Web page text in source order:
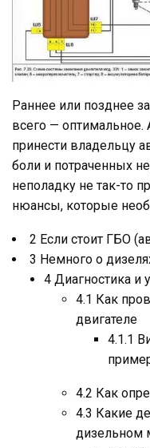
Раннее или позднее
всего — оптимальное.
принести владельцу
боли и потраченных
неполадку не так-то
нюансы, которые
2 Если стоит ГБО
3 Немного о
4 Диагностика и
4.1 Как
двигателе
4.1.1
4.2 Как
4.3 Какие
дизельном